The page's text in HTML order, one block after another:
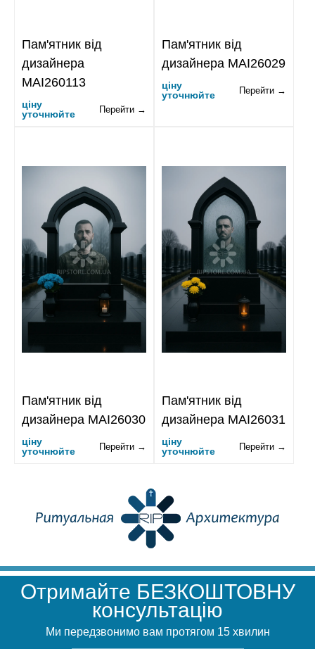
Пам'ятник від
дизайнера
MAI260113
ціну
уточнюйте
Перейти →
Пам'ятник від
дизайнера MAI26029
ціну
уточнюйте
Перейти →
Пам'ятник від
дизайнера MAI26030
ціну
уточнюйте
Перейти →
Пам'ятник від
дизайнера MAI26031
ціну
уточнюйте
Перейти →
Отримайте БЕЗКОШТОВНУ
консультацію
Ми передзвонимо вам протягом 15 хвилин